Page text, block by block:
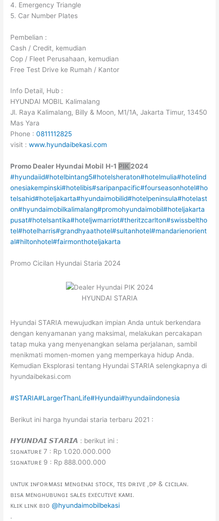
4. Emergency Triangle
5. Car Number Plates
Pembelian :
Cash / Credit, kemudian
Cop / Fleet Perusahaan, kemudian
Free Test Drive ke Rumah / Kantor
Info Detail, Hub :
HYUNDAI MOBIL Kalimalang
Jl. Raya Kalimalang, Billy & Moon, M1/1A, Jakarta Timur, 13450
Mas Yara
Phone :0811112825
visit :www.hyundaibekasi.com
Promo Dealer Hyundai Mobil H-1 PIK2024
#hyundaiid#hotelbintang5#hotelsheraton#hotelmulia#hotelind
onesiakempinski#hotelibis#saripanpacific#fourseasonhotel#ho
telsahid#hoteljakarta#hyundaimobilid#hotelpeninsula#hotelast
on#hyundaimobilkalimalang#promohyundaimobil#hoteljakarta
pusat#hotelsantika#hoteljwmarriot#theritzcarlton#swissbeltho
tel#hotelharris#grandhyaathotel#sultanhotel#mandarienorient
al#hiltonhotel#fairmonthoteljakarta
Promo Cicilan Hyundai Staria 2024
HYUNDAI STARIA
Hyundai STARIA mewujudkan impian Anda untuk berkendara
dengan kenyamanan yang maksimal, melakukan percakapan
tatap muka yang menyenangkan selama perjalanan, sambil
menikmati momen-momen yang memperkaya hidup Anda.
Kemudian Eksplorasi tentang Hyundai STARIA selengkapnya di
hyundaibekasi.com
#STARIA#LargerThanLife#Hyundai#hyundaiindonesia
Berikut ini harga hyundai staria terbaru 2021 :
𝙃𝙔𝙐𝙉𝘿𝘼𝙄 𝙎𝙏𝘼𝙍𝙄𝘼 : berikut ini :
ꜱɪɢɴᴀᴛᴜʀᴇ 7 : Rp 1.020.000.000
ꜱɪɢɴᴀᴛᴜʀᴇ 9 : Rp 888.000.000
ᴜɴᴛᴜᴋ ɪɴғᴏʀᴍᴀsɪ ᴍᴇɴɢᴇɴᴀɪ sᴛᴏᴄᴋ, ᴛᴇs ᴅʀɪᴠᴇ ,ᴅᴘ & ᴄɪᴄɪʟᴀɴ.
ʙɪsᴀ ᴍᴇɴɢʜᴜʙᴜɴɢɪ sᴀʟᴇs ᴇxᴇᴄᴜᴛɪᴠᴇ ᴋᴀᴍɪ.
ᴋʟɪᴋ ʟɪɴᴋ ʙɪᴏ@hyundaimobilbekasi
.